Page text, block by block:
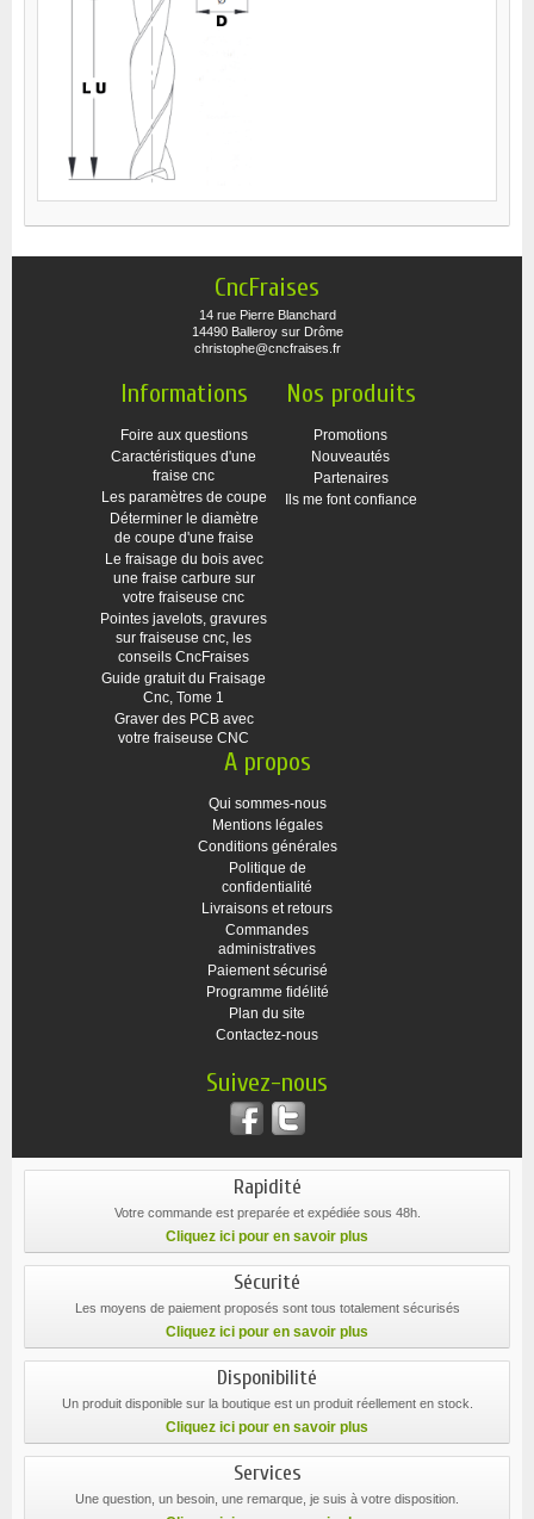
CncFraises
14 rue Pierre Blanchard
14490 Balleroy sur Drôme
christophe@cncfraises.fr
Informations
Foire aux questions
Caractéristiques d'une
fraise cnc
Les paramètres de coupe
Déterminer le diamètre
de coupe d'une fraise
Le fraisage du bois avec
une fraise carbure sur
votre fraiseuse cnc
Pointes javelots, gravures
sur fraiseuse cnc, les
conseils CncFraises
Guide gratuit du Fraisage
Cnc, Tome 1
Graver des PCB avec
votre fraiseuse CNC
Nos produits
Promotions
Nouveautés
Partenaires
Ils me font confiance
A propos
Qui sommes-nous
Mentions légales
Conditions générales
Politique de
confidentialité
Livraisons et retours
Commandes
administratives
Paiement sécurisé
Programme fidélité
Plan du site
Contactez-nous
Suivez-nous
Rapidité
Votre commande est preparée et expédiée sous 48h.
Cliquez ici pour en savoir plus
Sécurité
Les moyens de paiement proposés sont tous totalement sécurisés
Cliquez ici pour en savoir plus
Disponibilité
Un produit disponible sur la boutique est un produit réellement en stock.
Cliquez ici pour en savoir plus
Services
Une question, un besoin, une remarque, je suis à votre disposition.